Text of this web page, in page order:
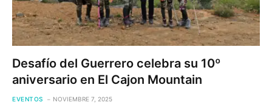
Desafío del Guerrero celebra su 10º
aniversario en El Cajon Mountain
EVENTOS NOVIEMBRE 7, 2025